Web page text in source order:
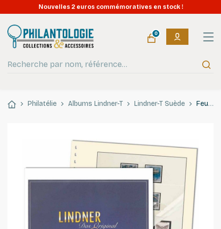
Nouvelles 2 euros commémoratives en stock !
0
Philatélie Albums Lindner-T Lindner-T Suède Feuilles préimprimées Lindner-T Suède Carnets 2023.